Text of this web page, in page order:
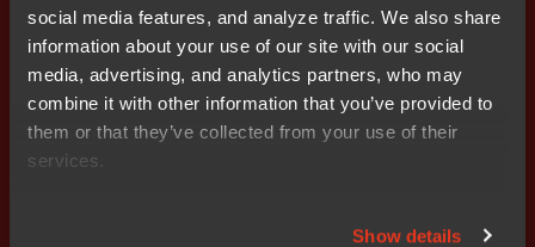
social media features, and analyze traffic. We also share
information about your use of our site with our social
media, advertising, and analytics partners, who may
combine it with other information that you’ve provided to
them or that they’ve collected from your use of their
services.
Show details
2025-06-11
IAR、組込み開発を促進：クラウド対応、
News